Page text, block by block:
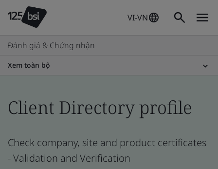
VI-VN
Đánh giá & Chứng nhận
Xem toàn bộ
Client Directory profile
Check company, site and product certificates
- Validation and Verification